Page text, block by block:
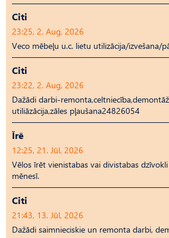
Citi
23:25, 2. Aug, 2026
Veco mēbeļu u.c. lietu utilizācija/izvešana/
Citi
23:22, 2. Aug, 2026
Dažādi darbi-
utiliāzācija,zāles pļaušana24826054
Īrē
12:25, 21. Jūl, 2026
Vēlos īrēt vienistabas vai divistabas
mēnesī.
Citi
21:43, 13. Jūl, 2026
Dažādi saimnieciskie un remonta darbi,